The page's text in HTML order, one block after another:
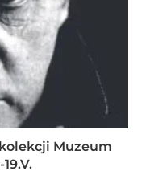
Muzeum